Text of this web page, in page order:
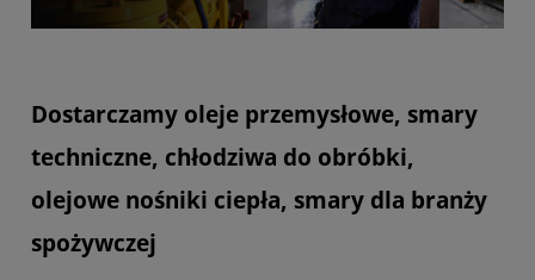
Dostarczamy oleje przemysłowe, smary
techniczne, chłodziwa do obróbki,
olejowe nośniki ciepła, smary dla branży
spożywczej